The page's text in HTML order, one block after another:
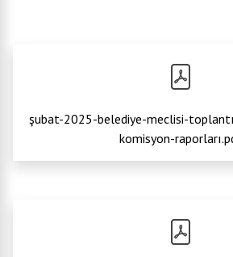
şubat-2025-belediye-meclisi-
komisyon-